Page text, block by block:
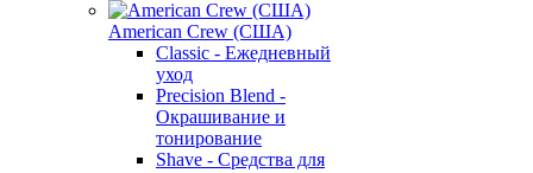
American Crew (США)
Classic - Ежедневный
уход
Precision Blend -
Окрашивание и
тонирование
Shave - Средства для